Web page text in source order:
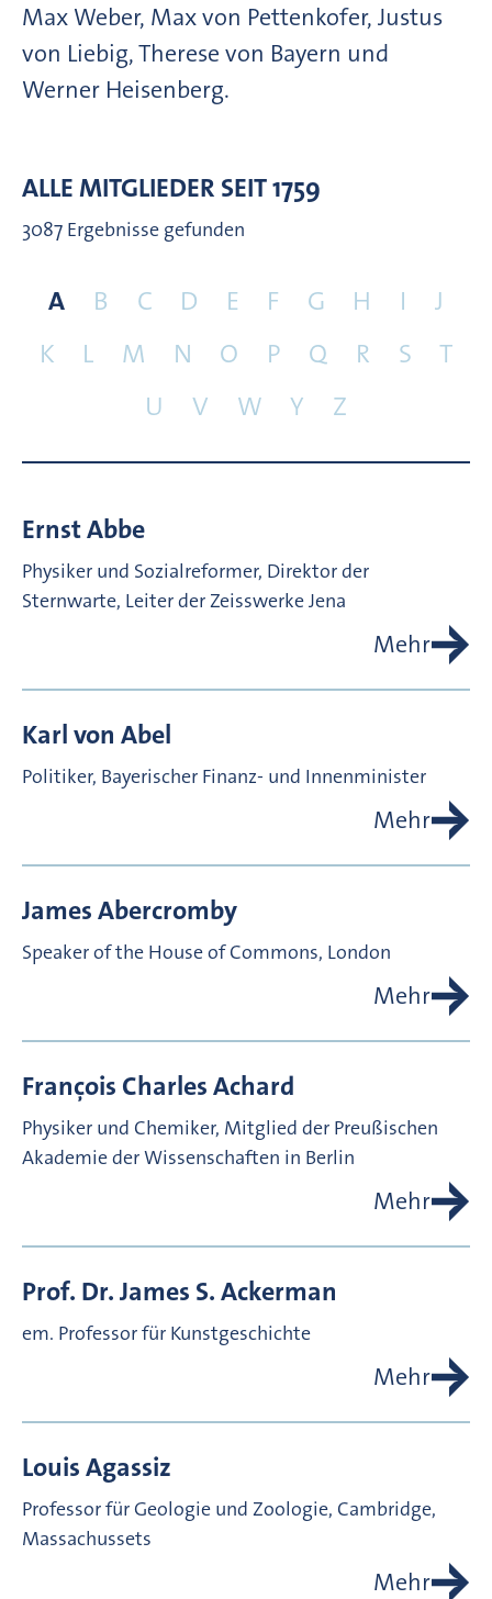
Max Weber, Max von Pettenkofer, Justus
von Liebig, Therese von Bayern und
Werner Heisenberg.
ALLE MITGLIEDER SEIT 1759
3087 Ergebnisse gefunden
A B C D E F G H I
J
K
L M N O P Q R S
T
U
V W Y Z
ErnstAbbe
Physiker und Sozialreformer, Direktor der
Sternwarte, Leiter der Zeisswerke Jena
Mehr
Karl von Abel
Politiker, Bayerischer Finanz- und Innenminister
Mehr
JamesAbercromby
Speaker of the House of Commons, London
Mehr
François CharlesAchard
Physiker und Chemiker, Mitglied der Preußischen
Akademie der Wissenschaften in Berlin
Mehr
Prof. Dr.James S.Ackerman
em. Professor für Kunstgeschichte
Mehr
LouisAgassiz
Professor für Geologie und Zoologie, Cambridge,
Massachussets
Mehr